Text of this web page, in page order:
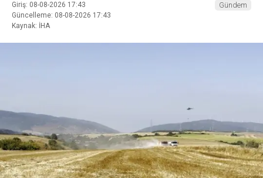
Giriş: 08-08-2026 17:43
Güncelleme: 08-08-2026 17:43
Kaynak: İHA
Gündem